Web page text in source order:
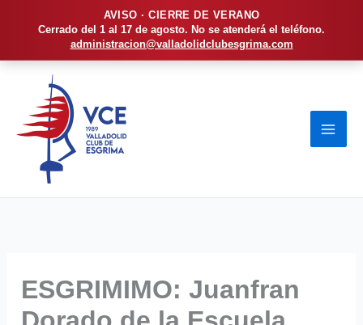
AVISO · CIERRE DE VERANO
Cerrado del 1 al 17 de agosto. No se atenderá el teléfono.
administracion@valladolidclubesgrima.com
contenido
ESGRIMIMO: Juanfran